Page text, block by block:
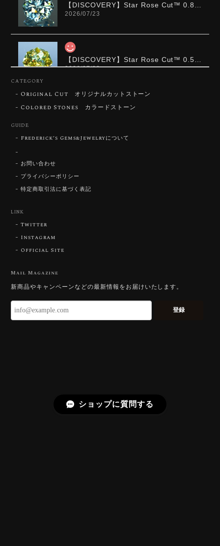
2026/07/23
2026/07/23
ずっと待ち望んでいたカットを運よく購入できて嬉し
いです。 ウルウルとギラギラを一度に見ることができ
はないスフェーンの新たな一面を知ることができて感
動しております。 この度はありがとうございました。
お迎えいただきありがとうございます。
「ウルウルとギラギラを一度に」——まさ
にその両立を狙って設計したカットですの
やわらかく受け止めるようにしています。
長くお楽しみいただけますように。
2026/07/21
久しぶりに買えました。 相変わらずギラッギラで素晴
しています。「ギラッギラ」は最上の褒め
言葉として受け取りました。
CATEGORY
Original Cut オリジナルカットストーン
Colored Stones カラードストーン
GUIDE
Frederick’s Gems&Jewelryについて
お問い合わせ
プライバシーポリシー
特定商取引法に基づく表記
LINK
Twitter
Instagram
Official Site
Mail Magazine
新商品やキャンペーンなどの最新情報をお届けいたします。
登録
ショップに質問する